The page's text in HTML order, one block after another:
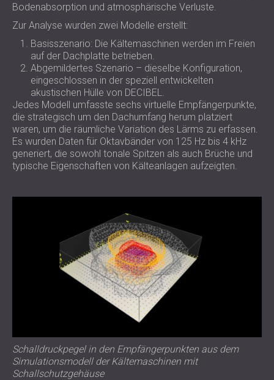
Bodenabsorption und atmosphärische Verluste.
Zur Analyse wurden zwei Modelle erstellt:
Basisszenario: Die Kältemaschinen werden im Freien
auf der Dachplatte betrieben.
Abgemildertes Szenario – dieselbe Konfiguration,
eingeschlossen in der speziell entwickelten
akustischen Hülle von DECIBEL.
Jedes Modell umfasste sechs virtuelle Empfängerpunkte,
die strategisch um den Dachumfang herum platziert
waren, um die räumliche Variation des Lärms zu erfassen.
Es wurden Daten für Oktavbänder von 125 Hz bis 4 kHz
generiert, die sowohl tonale Spitzen als auch Brüche und
typische Eigenschaften von Kälteanlagen aufzeigten.
Schalldruckpegel in den Empfängerpunkten aus dem
Simulationsmodell der Kältemaschinen mit
Schallschutzgehäuse